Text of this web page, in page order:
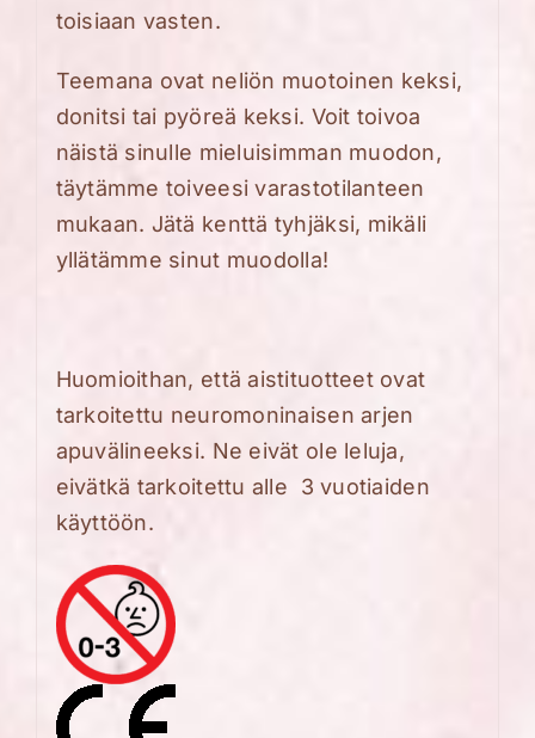
toisiaan vasten.
Teemana ovat neliön muotoinen keksi,
donitsi tai pyöreä keksi. Voit toivoa
näistä sinulle mieluisimman muodon,
täytämme toiveesi varastotilanteen
mukaan. Jätä kenttä tyhjäksi, mikäli
yllätämme sinut muodolla!
Huomioithan, että aistituotteet ovat
tarkoitettu neuromoninaisen arjen
apuvälineeksi. Ne eivät ole leluja,
eivätkä tarkoitettu alle 3 vuotiaiden
käyttöön.